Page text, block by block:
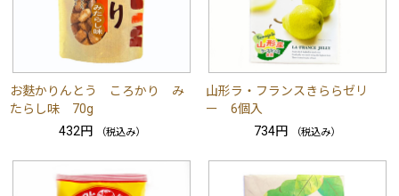
お麩かりんとう ころかり み
たらし味 70g
432円
（税込み）
山形ラ・フランスきららゼリ
ー 6個入
734円
（税込み）